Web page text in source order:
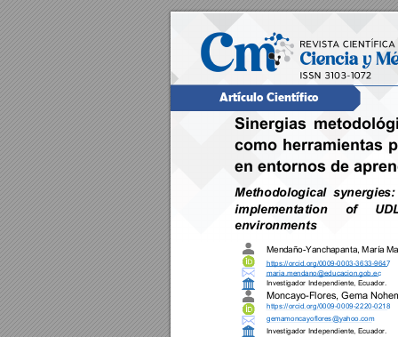
Sinergias
como herramientas
en entornos de
Methodological synergies:
implementation of
environments
Mendaño-Yanchapanta, María
https://orcid.org/0009-0003-3633-9647
maria.mendano@educacion.gob.ec
Investigador Independiente, Ecuador.
Moncayo-Flores, Gema
https://orcid.org/0009-0009-2220-0218
gemamoncayoflores@yahoo.com
Investigador Independiente Ecuador.
Artículo Científico